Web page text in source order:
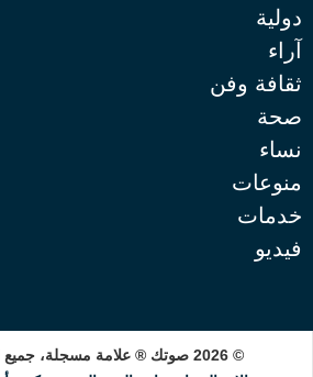
دولية
آراء
ثقافة وفن
صحة
نساء
منوعات
خدمات
فيديو
© 2026 صوتك ® علامة مسجلة، جميع الحقوق محفوظة.